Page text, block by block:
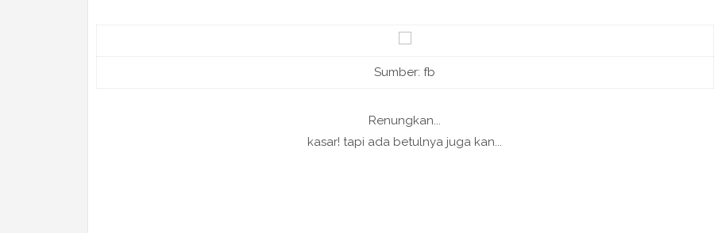
Sumber: fb
Renungkan...
kasar! tapi ada betulnya juga kan...